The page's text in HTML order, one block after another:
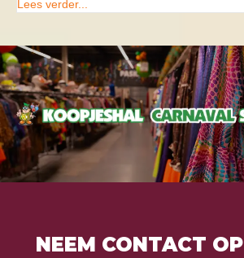
Lees verder...
NEEM CONTACT OP